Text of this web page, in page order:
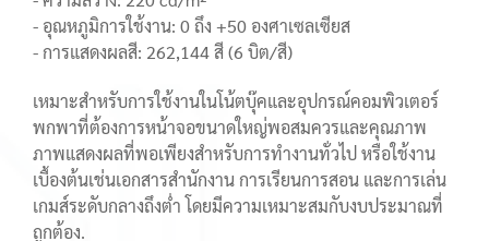
- อุณหภูมิการใช้งาน: 0 ถึง +50 องศาเซลเซียส
- การแสดงผลสี: 262,144 สี (6 บิต/สี)
เหมาะสำหรับการใช้งานในโน้ตบุ๊คและอุปกรณ์คอมพิวเตอร์
พกพาที่ต้องการหน้าจอขนาดใหญ่พอสมควรและคุณภาพ
ภาพแสดงผลที่พอเพียงสำหรับการทำงานทั่วไป หรือใช้งาน
เบื้องต้นเช่นเอกสารสำนักงาน การเรียนการสอน และการเล่น
เกมส์ระดับกลางถึงต่ำ โดยมีความเหมาะสมกับงบประมาณที่
ถูกต้อง.